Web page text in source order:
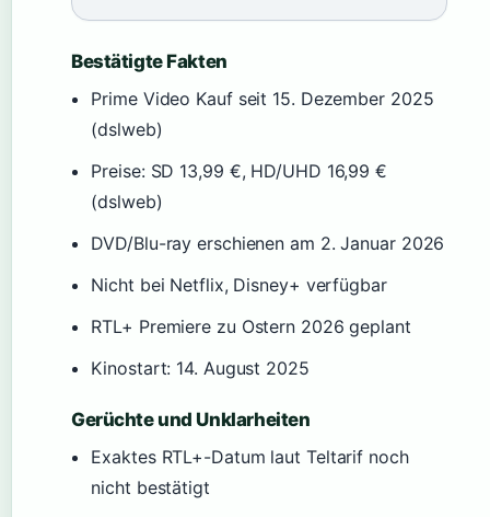
Bestätigte Fakten
Prime Video Kauf seit 15. Dezember 2025
(dslweb)
Preise: SD 13,99 €, HD/UHD 16,99 €
(dslweb)
DVD/Blu-ray erschienen am 2. Januar 2026
Nicht bei Netflix, Disney+ verfügbar
RTL+ Premiere zu Ostern 2026 geplant
Kinostart: 14. August 2025
Gerüchte und Unklarheiten
Exaktes RTL+-Datum laut Teltarif noch
nicht bestätigt